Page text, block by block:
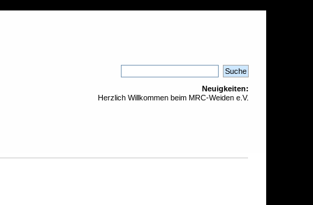
Neuigkeiten:
Herzlich Willkommen beim MRC-Weiden e.V.